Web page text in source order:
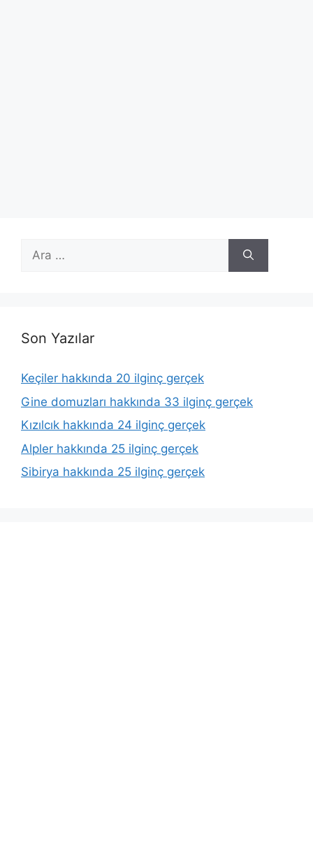
için
Son Yazılar
Keçiler hakkında 20 ilginç gerçek
Gine domuzları hakkında 33 ilginç gerçek
Kızılcık hakkında 24 ilginç gerçek
Alpler hakkında 25 ilginç gerçek
Sibirya hakkında 25 ilginç gerçek